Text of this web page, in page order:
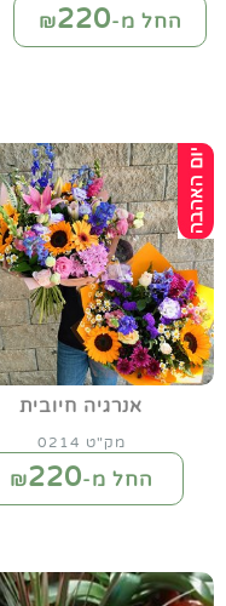
החל מ-₪220
אנרגיה חיובית
מק"ט 0214
החל מ-₪220